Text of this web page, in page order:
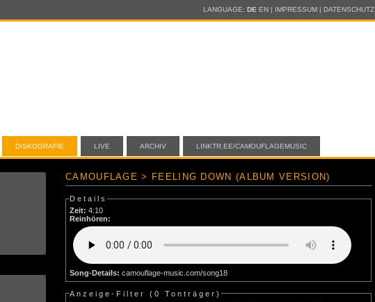
LANGUAGE: DE EN| IMPRESSUM| DATENSCHUTZ
DISKOGRAFIE LIVE ARCHIV LINKTR.EE/CAMOUFLAGEMUSIC
CAMOUFLAGE > FEELING DOWN (ALBUM VERSION)
Details
Zeit: 4:10
Reinhören:
Song-Details: camouflage-music.com/song18
Anzeige-Filter (0 Tonträger)